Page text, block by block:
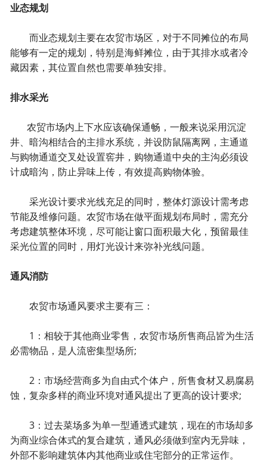
业态规划
而业态规划主要在农贸市场区，对于不同摊位的布局
能够有一定的规划，特别是海鲜摊位，由于其排水或者冷
藏因素，其位置自然也需要单独安排。
排水采光
农贸市场内上下水应该确保通畅，一般来说采用沉淀
井、暗沟相结合的主排水系统，并设防鼠隔离网，主通道
与购物通道交叉处设置窖井，购物通道中央的主沟必须设
计成暗沟，防止异味上传，有效提高购物体验。
采光设计要求光线充足的同时，整体灯源设计需考虑
节能及维修问题。农贸市场在做平面规划布局时，需充分
考虑建筑整体环境，尽可能让窗口面积最大化，预留最佳
采光位置的同时，用灯光设计来弥补光线问题。
通风消防
农贸市场通风要求主要有三：
1：相较于其他商业零售，农贸市场所售商品皆为生活
必需物品，是人流密集型场所;
2：市场经营商多为自由式个体户，所售食材又易腐易
蚀，复杂多样的商业环境对通风提出了更高的设计要求;
3：过去菜场多为单一型通透式建筑，现在的市场却多
为商业综合体式的复合建筑，通风必须做到室内无异味，
外部不影响建筑体内其他商业或住宅部分的正常运作。